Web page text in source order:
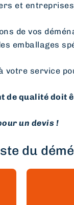
et
de vos
emballages
votre service
de qualité doit
un devis !
du